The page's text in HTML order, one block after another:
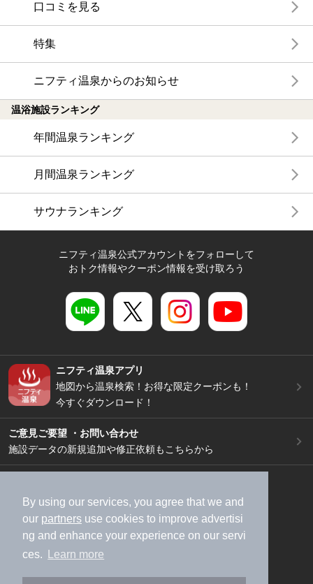
By using our services, you agree that we and
our partners use cookies to improve advertisi
ng and enhance your experience on our servi
ces.
Learn more
口コミを見る
特集
ニフティ温泉からのお知らせ
温浴施設ランキング
年間温泉ランキング
月間温泉ランキング
サウナランキング
ニフティ温泉公式アカウントをフォローして
おトク情報やクーポン情報を受け取ろう
ニフティ温泉アプリ
地図から温泉検索！お得な限定クーポンも！
今すぐダウンロード！
ご意見ご要望 ・お問い合わせ
施設データの新規追加や修正依頼もこちらから
加盟店募集（資料請求）
広告出稿のご案内
利用規約
ライフスタイルMEMBERS+規約
特定商取引法に基づく表記
ヘルプ
採用情報
運営会社